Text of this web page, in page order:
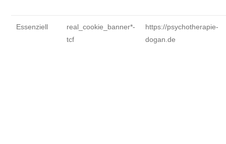
Essenziell
real_cookie_banner*-
tcf
https://psychotherapie-
dogan.de